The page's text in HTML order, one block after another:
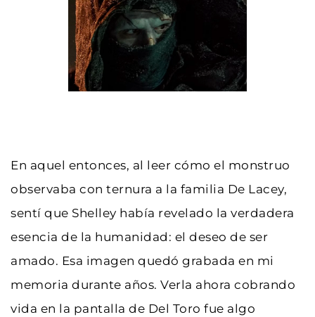
En aquel entonces, al leer cómo el monstruo
observaba con ternura a la familia De Lacey,
sentí que Shelley había revelado la verdadera
esencia de la humanidad: el deseo de ser
amado. Esa imagen quedó grabada en mi
memoria durante años. Verla ahora cobrando
vida en la pantalla de Del Toro fue algo